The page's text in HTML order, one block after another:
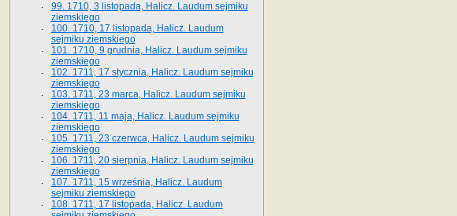
99. 1710, 3 listopada, Halicz. Laudum sejmiku
ziemskiego
100. 1710, 17 listopada, Halicz. Laudum
sejmiku ziemskiego
101. 1710, 9 grudnia, Halicz. Laudum sejmiku
ziemskiego
102. 1711, 17 stycznia, Halicz. Laudum sejmiku
ziemskiego
103. 1711, 23 marca, Halicz. Laudum sejmiku
ziemskiego
104. 1711, 11 maja, Halicz. Laudum sejmiku
ziemskiego
105. 1711, 23 czerwca, Halicz. Laudum sejmiku
ziemskiego
106. 1711, 20 sierpnia, Halicz. Laudum sejmiku
ziemskiego
107. 1711, 15 września, Halicz. Laudum
sejmiku ziemskiego
108. 1711, 17 listopada, Halicz. Laudum